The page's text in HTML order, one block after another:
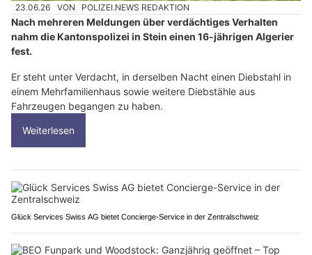
23.06.26 VON POLIZEI.NEWS REDAKTION
Nach mehreren Meldungen über verdächtiges Verhalten
nahm die Kantonspolizei in Stein einen 16-jährigen Algerier
fest.
Er steht unter Verdacht, in derselben Nacht einen Diebstahl in
einem Mehrfamilienhaus sowie weitere Diebstähle aus
Fahrzeugen begangen zu haben.
Weiterlesen
Glück Services Swiss AG bietet Concierge-Service in der Zentralschweiz